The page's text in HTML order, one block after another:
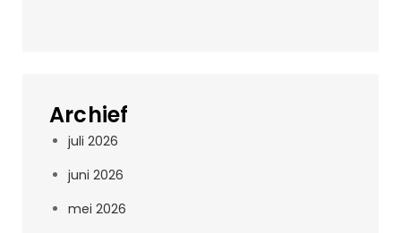
Archief
juli 2026
juni 2026
mei 2026